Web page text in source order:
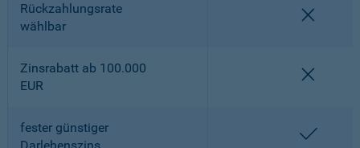
Rückzahlungsrate
wählbar
Zinsrabatt ab 100.000
EUR
fester günstiger